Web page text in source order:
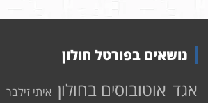
נושאים בפורטל חולון
אגד אוטובוסים בחולון איתי זילבר